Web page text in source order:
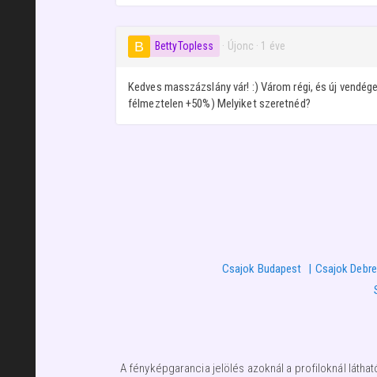
BettyTopless · Újonc · 1 éve
Kedves masszázslány vár! :) Várom régi, és új
félmeztelen +50%) Melyiket szeretnéd?
Csajok Budapest
Csajok
A fényképgarancia jelölés azoknál a profiloknál